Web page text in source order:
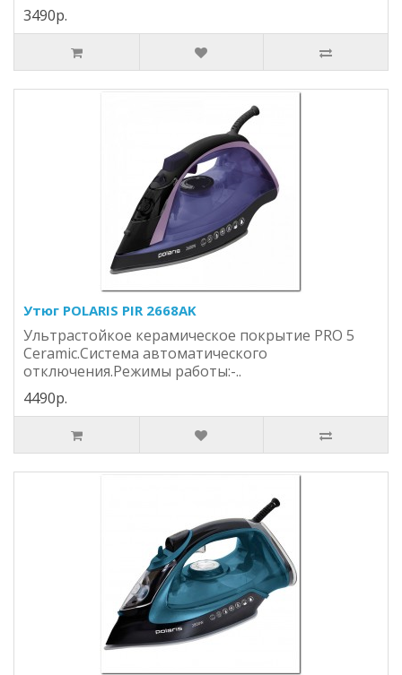
3490р.
Утюг POLARIS PIR 2668AK
Ультрастойкое керамическое покрытие PRO 5
Ceramic.Система автоматического
отключения.Режимы работы:-..
4490р.